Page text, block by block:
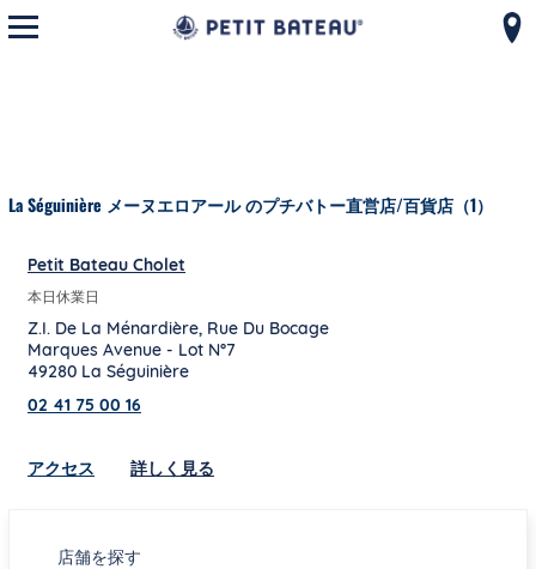
モバイルメニューを開く
La Séguinière メーヌエロアール のプチバトー直営店/百貨店（1）
Petit Bateau Cholet
本日休業日
Z.I. De La Ménardière, Rue Du Bocage
Marques Avenue - Lot N°7
49280 La Séguinière
02 41 75 00 16
アクセス Link Opens in New Tab
詳しく見る
店舗を探す